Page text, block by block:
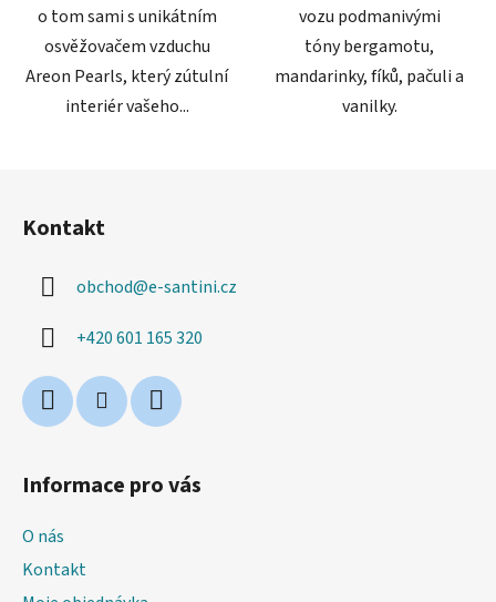
o tom sami s unikátním
osvěžovačem vzduchu
Areon Pearls, který zútulní
interiér vašeho...
vozu podmanivými
tóny bergamotu,
mandarinky, fíků, pačuli a
vanilky.
Kontakt
obchod@e-santini.cz
+420 601 165 320
Informace pro vás
O nás
Kontakt